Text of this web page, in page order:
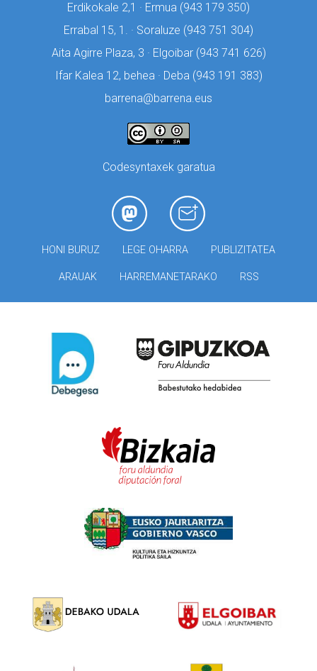
Erdikokale 2,1 · Ermua (943 179 350)
Errabal 15, 1. · Soraluze (943 751 304)
Aita Agirre Plaza, 3 · Elgoibar (943 741 626)
Ifar Kalea 12, behea · Deba (943 191 383)
barrena@barrena.eus
Codesyntaxek garatua
HONI BURUZ LEGE OHARRA PUBLIZITATEA
ARAUAK HARREMANETARAKO RSS